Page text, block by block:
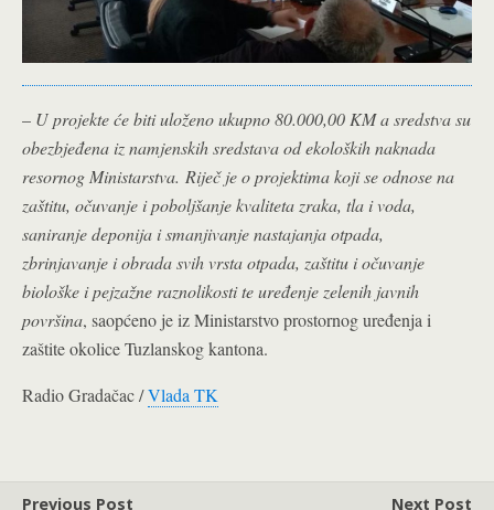
– U projekte će biti uloženo ukupno 80.000,00 KM a sredstva su
obezbjeđena iz namjenskih sredstava od ekoloških naknada
resornog Ministarstva. Riječ je o projektima koji se odnose na
zaštitu, očuvanje i poboljšanje kvaliteta zraka, tla i voda,
saniranje deponija i smanjivanje nastajanja otpada,
zbrinjavanje i obrada svih vrsta otpada, zaštitu i očuvanje
biološke i pejzažne raznolikosti te uređenje zelenih javnih
površina, saopćeno je iz Ministarstvo prostornog uređenja i
zaštite okolice Tuzlanskog kantona.
Radio Gradačac /Vlada TK
Previous Post Next Post